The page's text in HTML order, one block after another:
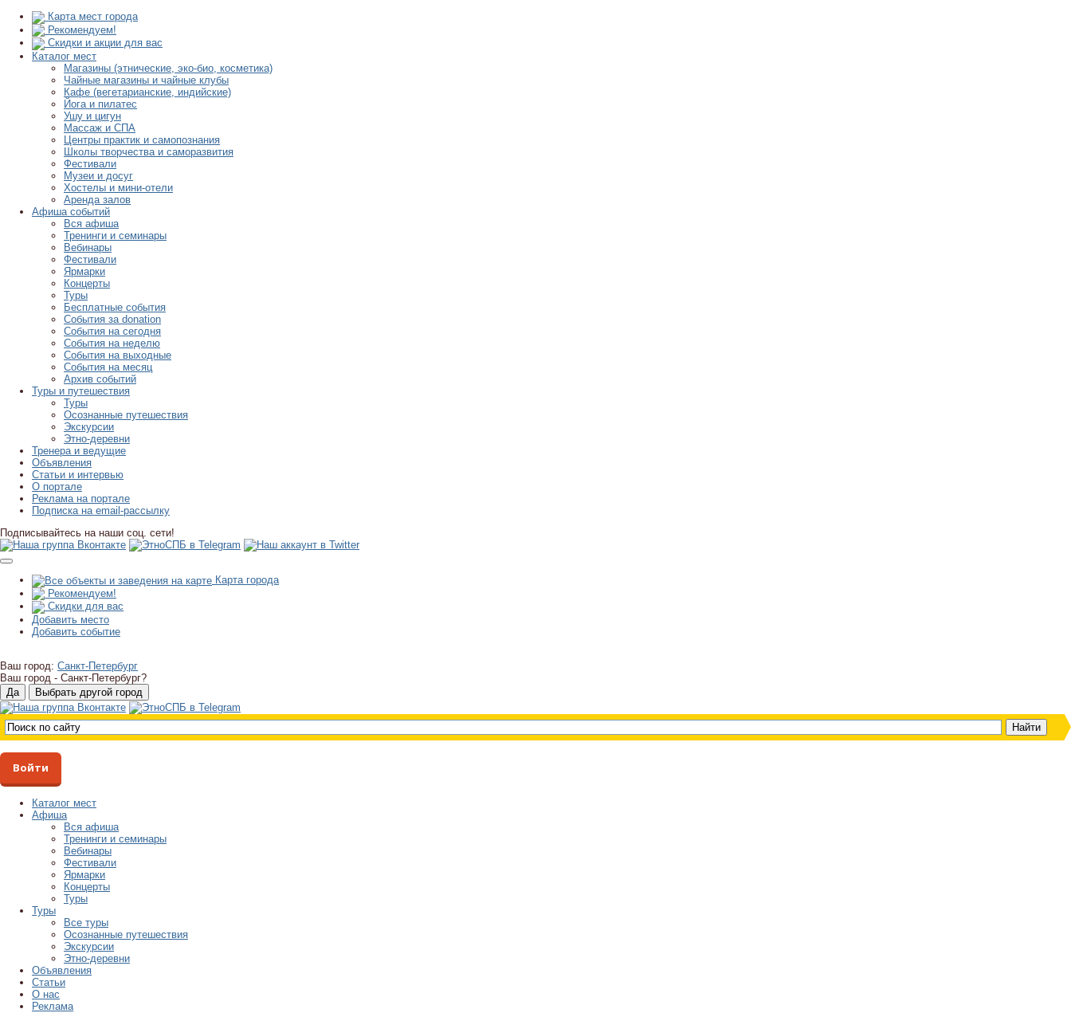
Карта мест города
Рекомендуем!
Скидки и акции для вас
Каталог мест
Магазины (этнические, эко-био, косметика)
Чайные магазины и чайные клубы
Кафе (вегетарианские, индийские)
Йога и пилатес
Ушу и цигун
Массаж и СПА
Центры практик и самопознания
Школы творчества и саморазвития
Фестивали
Музеи и досуг
Хостелы и мини-отели
Аренда залов
Афиша событий
Вся афиша
Тренинги и семинары
Вебинары
Фестивали
Ярмарки
Концерты
Туры
Бесплатные события
События за donation
События на сегодня
События на неделю
События на выходные
События на месяц
Архив событий
Туры и путешествия
Туры
Осознанные путешествия
Экскурсии
Этно-деревни
Тренера и ведущие
Объявления
Статьи и интервью
О портале
Реклама на портале
Подписка на email-рассылку
Подписывайтесь на наши соц. сети!
Карта города
Рекомендуем!
Скидки для вас
Добавить место
Добавить событие
Ваш город: Санкт-Петербург
Ваш город - Санкт-Петербург?
Войти
Каталог мест
Афиша
Вся афиша
Тренинги и семинары
Вебинары
Фестивали
Ярмарки
Концерты
Туры
Туры
Все туры
Осознанные путешествия
Экскурсии
Этно-деревни
Объявления
Статьи
О нас
Реклама